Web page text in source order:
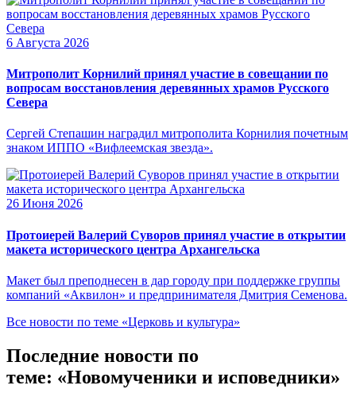
6 Августа 2026
Митрополит Корнилий принял участие в совещании по
вопросам восстановления деревянных храмов Русского
Севера
Сергей Степашин наградил митрополита Корнилия почетным
знаком ИППО «Вифлеемская звезда».
26 Июня 2026
Протоиерей Валерий Суворов принял участие в открытии
макета исторического центра Архангельска
Макет был преподнесен в дар городу при поддержке группы
компаний «Аквилон» и предпринимателя Дмитрия Семенова.
Все новости по теме «Церковь и культура»
Последние новости по
теме: «Новомученики и исповедники»